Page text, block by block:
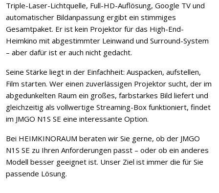
Triple-Laser-Lichtquelle, Full-HD-Auflösung, Google TV und
automatischer Bildanpassung ergibt ein stimmiges
Gesamtpaket. Er ist kein Projektor für das High-End-
Heimkino mit abgestimmter Leinwand und Surround-System
– aber dafür ist er auch nicht gedacht.
Seine Stärke liegt in der Einfachheit: Auspacken, aufstellen,
Film starten. Wer einen zuverlässigen Projektor sucht, der im
abgedunkelten Raum ein großes, farbstarkes Bild liefert und
gleichzeitig als vollwertige Streaming-Box funktioniert, findet
im JMGO N1S SE eine interessante Option.
Bei HEIMKINORAUM beraten wir Sie gerne, ob der JMGO
N1S SE zu Ihren Anforderungen passt – oder ob ein anderes
Modell besser geeignet ist. Unser Ziel ist immer die für Sie
passende Lösung.